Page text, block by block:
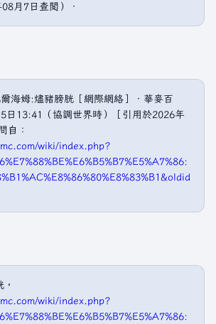
月7日查閲）．
海姆:燼豬膀胱［網際網絡］．華麥百
日13:41（協調世界時）［引用於2026年
自：
wiki/index.php?
wiki/index.php?